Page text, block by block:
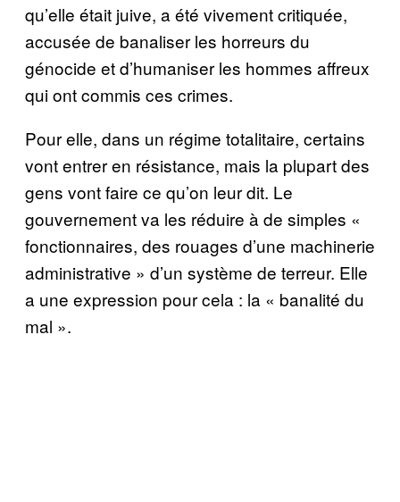
qu’elle était juive, a été vivement critiquée,
accusée de banaliser les horreurs du
génocide et d’humaniser les hommes affreux
qui ont commis ces crimes.
Pour elle, dans un régime totalitaire, certains
vont entrer en résistance, mais la plupart des
gens vont faire ce qu’on leur dit. Le
gouvernement va les réduire à de simples «
fonctionnaires, des rouages d’une machinerie
administrative » d’un système de terreur. Elle
a une expression pour cela : la « banalité du
mal ».